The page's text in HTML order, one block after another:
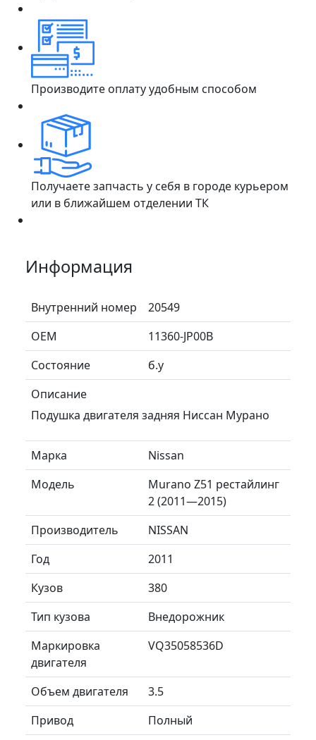
Производите оплату удобным способом
Получаете запчасть у себя в городе курьером
или в ближайшем отделении ТК
Информация
Внутренний номер
20549
ОЕМ
11360-JP00B
Состояние
б.у
Описание
Подушка двигателя задняя Ниссан Мурано
Марка
Nissan
Модель
Murano Z51 рестайлинг
2 (2011—2015)
Производитель
NISSAN
Год
2011
Кузов
380
Тип кузова
Внедорожник
Маркировка
двигателя
VQ35058536D
Объем двигателя
3.5
Привод
Полный